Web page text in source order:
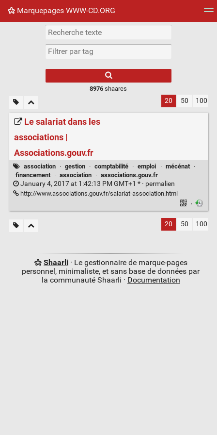
Marquepages WWW-CD.ORG
Nuage de tags Mur d'images
8976 shaares
20 50 100
Le salariat dans les
associations |
Associations.gouv.fr
association · gestion · comptabilité · emploi · mécénat
·
financement
· association · associations.gouv.fr
January 4, 2017 at 1:42:13 PM GMT+1 * · permalien
http://www.associations.gouv.fr/salariat-association.html
·
20 50 100
Shaarli· Le gestionnaire de marque-pages
personnel, minimaliste, et sans base de données par
la communauté Shaarli · Documentation